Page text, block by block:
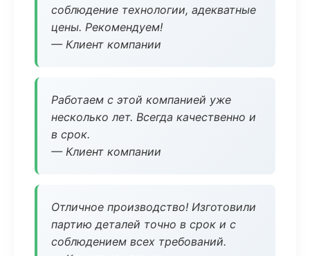
соблюдение технологии, адекватные
цены. Рекомендуем!
— Клиент компании
Работаем с этой компанией уже
несколько лет. Всегда качественно и
в срок.
— Клиент компании
Отличное производство! Изготовили
партию деталей точно в срок и с
соблюдением всех требований.